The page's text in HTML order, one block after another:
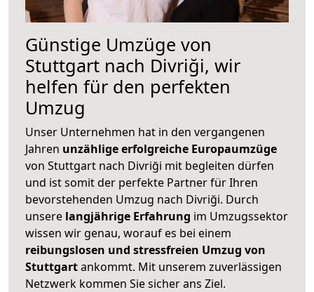
Günstige Umzüge von
Stuttgart nach Divriği, wir
helfen für den perfekten
Umzug
Unser Unternehmen hat in den vergangenen
Jahren unzählige erfolgreiche Europaumzüge
von Stuttgart nach Divriği mit begleiten dürfen
und ist somit der perfekte Partner für Ihren
bevorstehenden Umzug nach Divriği. Durch
unsere langjährige Erfahrung im Umzugssektor
wissen wir genau, worauf es bei einem
reibungslosen und stressfreien Umzug von
Stuttgartankommt. Mit unserem zuverlässigen
Netzwerk kommen Sie sicher ans Ziel.